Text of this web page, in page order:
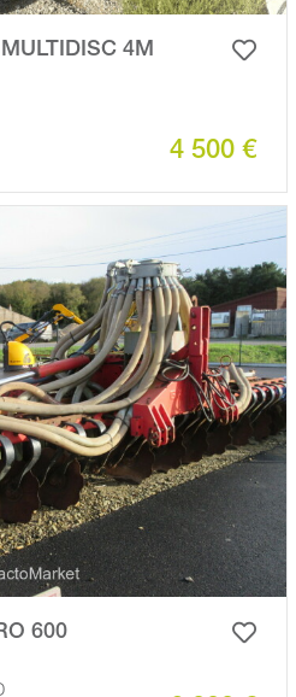
4M
4 500 €
600